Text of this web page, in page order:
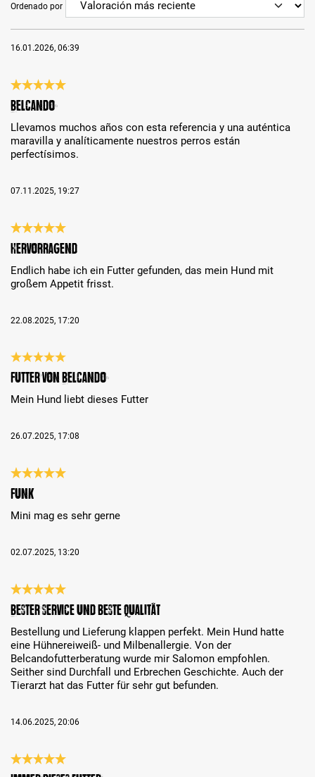
Ordenado por
16.01.2026, 06:39
Reseña con calificación de 5 de 5 estrellas
Belcando
Llevamos muchos años con esta referencia y una auténtica
maravilla y analíticamente nuestros perros están
perfectísimos.
07.11.2025, 19:27
Reseña con calificación de 5 de 5 estrellas
Hervorragend
Endlich habe ich ein Futter gefunden, das mein Hund mit
großem Appetit frisst.
22.08.2025, 17:20
Reseña con calificación de 5 de 5 estrellas
Futter von Belcando
Mein Hund liebt dieses Futter
26.07.2025, 17:08
Reseña con calificación de 5 de 5 estrellas
Funk
Mini mag es sehr gerne
02.07.2025, 13:20
Reseña con calificación de 5 de 5 estrellas
Bester Service und beste Qualität
Bestellung und Lieferung klappen perfekt. Mein Hund hatte
eine Hühnereiweiß- und Milbenallergie. Von der
Belcandofutterberatung wurde mir Salomon empfohlen.
Seither sind Durchfall und Erbrechen Geschichte. Auch der
Tierarzt hat das Futter für sehr gut befunden.
14.06.2025, 20:06
Reseña con calificación de 5 de 5 estrellas